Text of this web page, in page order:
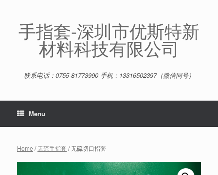
content手指套-深圳市优斯特新
材料科技有限公司
联系电话：0755-81773990 手机：13316502397（微信同号）
Menu
Home /无硫手指套 / 无硫切口指套